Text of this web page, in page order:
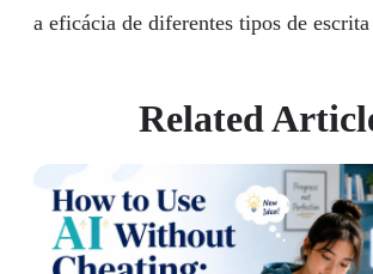
a eficácia de diferentes tipos de
Related